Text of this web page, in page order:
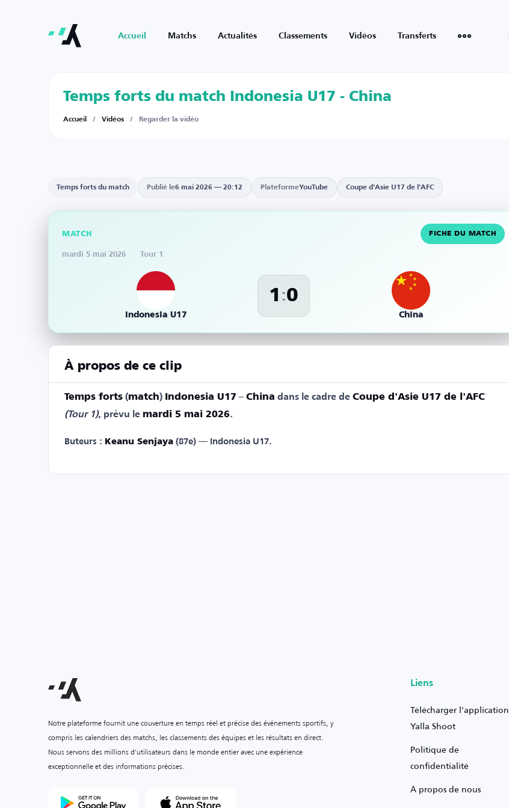
Accueil Matchs Actualités Classements Vidéos Transferts
Temps forts du match Indonesia U17 - China
Accueil / Vidéos / Regarder la vidéo
Voir sur YouTube
Temps forts du match Publié le6 mai 2026 — 20:12 PlateformeYouTube Coupe d'Asie U17 de l'AFC
MATCH FICHE DU MATCH
mardi 5 mai 2026 · Tour 1
Indonesia U17
1 :0
China
À propos de ce clip
Temps forts (match) Indonesia U17 – China dans le cadre de Coupe d'Asie U17 de l'AFC
(Tour 1), prévu le mardi 5 mai 2026.
Buteurs : Keanu Senjaya (87e) — Indonesia U17.
Notre plateforme fournit une couverture en temps réel et précise des événements sportifs, y
compris les calendriers des matchs, les classements des équipes et les résultats en direct.
Nous servons des millions d'utilisateurs dans le monde entier avec une expérience
exceptionnelle et des informations précises.
Liens
Télécharger l'application
Yalla Shoot
Politique de
confidentialité
À propos de nous